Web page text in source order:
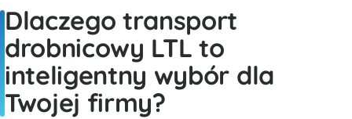
Dlaczego transport
drobnicowy LTL to
inteligentny wybór dla
Twojej firmy?